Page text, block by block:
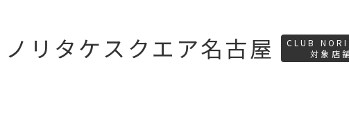
ノリタケスクエア名古屋
CLUB
対象店